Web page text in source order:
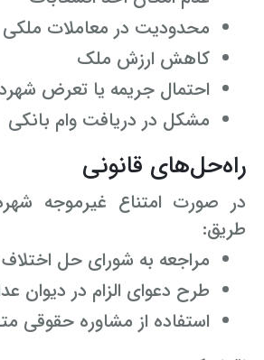
محدودیت در معاملات ملکی
کاهش ارزش ملک
احتمال جریمه یا تعرض
مشکل در دریافت وام بانکی
راه‌حل‌های قانونی
در صورت امتناع غیرموجه
طریق:
مراجعه به شورای حل اختلاف
طرح دعوای الزام در دیوان
استفاده از مشاوره